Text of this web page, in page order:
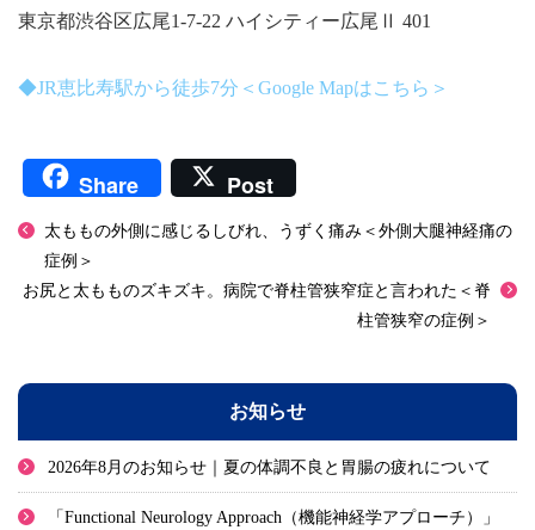
東京都渋谷区広尾1-7-22 ハイシティー広尾Ⅱ 401
◆JR恵比寿駅から徒歩7分＜Google Mapはこちら＞
Share Post
太ももの外側に感じるしびれ、うずく痛み＜外側大腿神経痛の
症例＞
お尻と太もものズキズキ。病院で脊柱管狭窄症と言われた＜脊
柱管狭窄の症例＞
お知らせ
2026年8月のお知らせ｜夏の体調不良と胃腸の疲れについて
「Functional Neurology Approach（機能神経学アプローチ）」